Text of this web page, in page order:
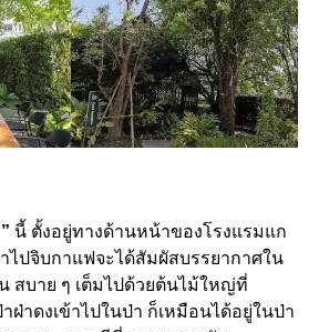
นี้ ตั้งอยู่ทางด้านหน้าของโรงแรมแก
ไปจิบกาแฟจะได้สัมผัสบรรยากาศใน
สบาย ๆ เต็มไปด้วยต้นไม้ใหญ่ที่
าดงเข้าไปในป่า ก็เหมือนได้อยู่ในป่า